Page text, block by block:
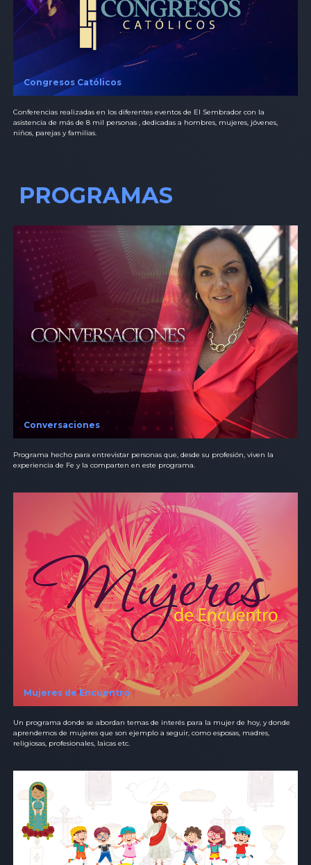
Congresos Católicos
Conferencias realizadas en los diferentes eventos de El Sembrador con la
asistencia de más de 8 mil personas , dedicadas a hombres, mujeres, jóvenes,
niños, parejas y familias.
PROGRAMAS
Conversaciones
Programa hecho para entrevistar personas que, desde su profesión, viven la
experiencia de Fe y la comparten en este programa.
Mujeres de Encuentro
Un programa donde se abordan temas de interés para la mujer de hoy, y donde
aprendemos de mujeres que son ejemplo a seguir, como esposas, madres,
religiosas, profesionales, laicas etc.